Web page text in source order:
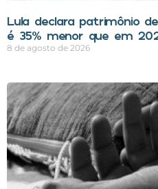
Lula declara patrimônio
é 35% menor que em
8 de agosto de 2026